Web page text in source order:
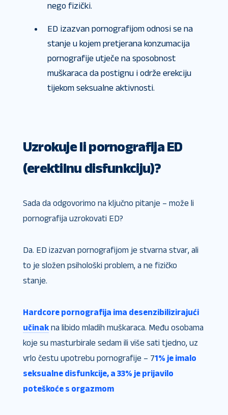
nego fizički.
ED izazvan pornografijom odnosi se na
stanje u kojem pretjerana konzumacija
pornografije utječe na sposobnost
muškaraca da postignu i održe erekciju
tijekom seksualne aktivnosti.
Uzrokuje li pornografija ED
(erektilnu disfunkciju)?
Sada da odgovorimo na ključno pitanje – može li
pornografija uzrokovati ED?
Da. ED izazvan pornografijom je stvarna stvar, ali
to je složen psihološki problem, a ne fizičko
stanje.
Hardcore pornografija ima desenzibilizirajući
učinakna libido mladih muškaraca. Među osobama
koje su masturbirale sedam ili više sati tjedno, uz
vrlo čestu upotrebu pornografije – 71% je imalo
seksualne disfunkcije, a 33% je prijavilo
poteškoće s orgazmom